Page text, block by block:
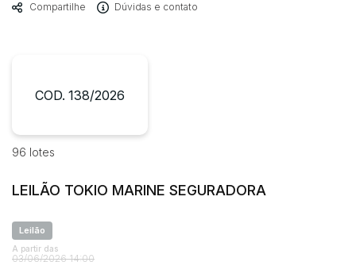
Quem Somos
Imóveis
Veículos
Carros
Utilitário
Bairro
Judiciais Extrajudiciais
R$
Quem Somos
Compartilhe
Dúvidas e contato
COD. 138/2026
96 lotes
LEILÃO TOKIO MARINE SEGURADORA
Leilão
A partir das
03/06/2026 14:00